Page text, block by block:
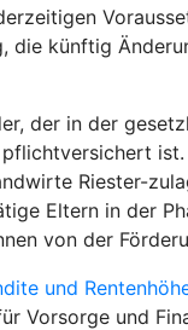
die künftig
der in der
Riester-
Eltern in der
von der
und
Vorsorge und